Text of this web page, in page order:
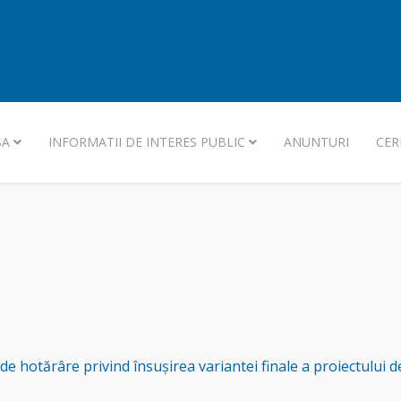
INFORMATII DE INTERES PUBLIC ANUNTURI
hotărâre privind însușirea variantei finale a proiectului